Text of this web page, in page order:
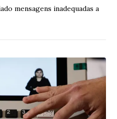
mensagens inadequadas a